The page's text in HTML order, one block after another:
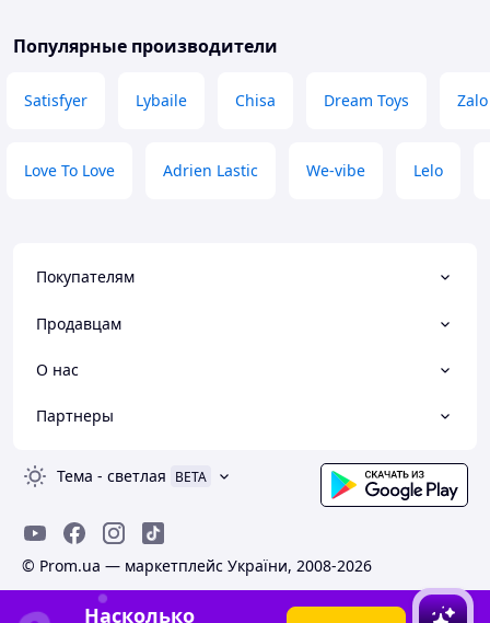
Популярные производители
Satisfyer Lybaile Chisa Dream Toys Zalo
Love To Love Adrien Lastic We-vibe Lelo
Покупателям
Продавцам
О нас
Партнеры
Тема - светлая BETA
© Prom.ua — маркетплейс України, 2008-2026
Насколько